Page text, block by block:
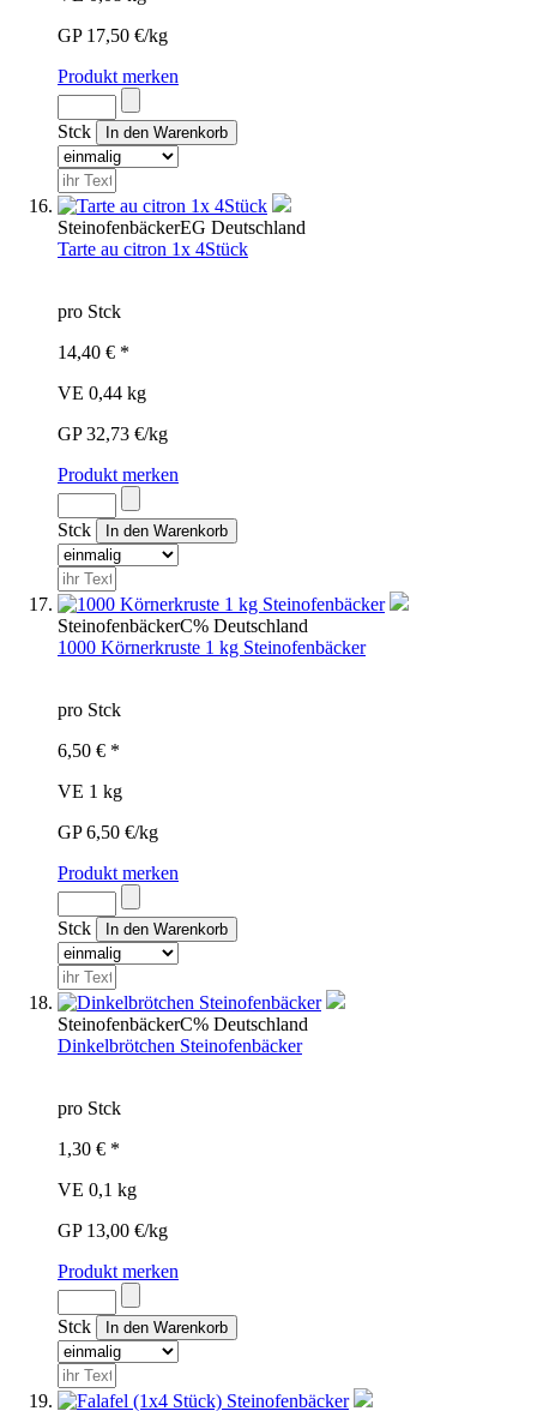
GP 17,50 €/kg
Produkt merken
Stck
SteinofenbäckerEG Deutschland
Tarte au citron 1x 4Stück
pro Stck
14,40 € *
VE 0,44 kg
GP 32,73 €/kg
Produkt merken
Stck
SteinofenbäckerC% Deutschland
1000 Körnerkruste 1 kg Steinofenbäcker
pro Stck
6,50 € *
VE 1 kg
GP 6,50 €/kg
Produkt merken
Stck
SteinofenbäckerC% Deutschland
Dinkelbrötchen Steinofenbäcker
pro Stck
1,30 € *
VE 0,1 kg
GP 13,00 €/kg
Produkt merken
Stck